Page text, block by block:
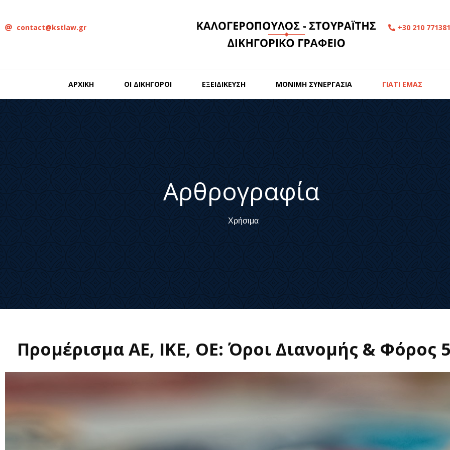
contact@kstlaw.gr +30 210
ΑΡΧΙΚΗ ΟΙ ΔΙΚΗΓΟΡΟΙ ΕΞΕΙΔΙΚΕΥΣΗ ΜΟΝΙΜΗ ΣΥΝΕΡΓΑΣΙΑ ΓΙΑΤΙ ΕΜΑΣ
Αρθρογραφία
Χρήσιμα
Προμέρισμα ΑΕ, ΙΚΕ, ΟΕ: Όροι Διανομής & Φόρος